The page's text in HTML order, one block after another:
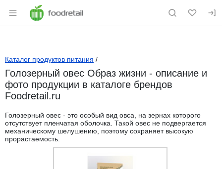
Раздел навигации по сайту
Каталог продуктов питания /
Голозерный овес Образ жизни - описание и
фото продукции в каталоге брендов
Foodretail.ru
Голозерный овес - это особый вид овса, на зернах которого
отсутствует пленчатая оболочка. Такой овес не подвергается
механическому шелушению, поэтому сохраняет высокую
прорастаемость.